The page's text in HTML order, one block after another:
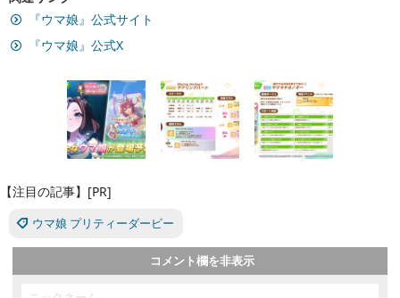
『ウマ娘』公式サイト
『ウマ娘』公式X
【注目の記事】[PR]
ウマ娘 プリティーダービー
コメント欄を非表示